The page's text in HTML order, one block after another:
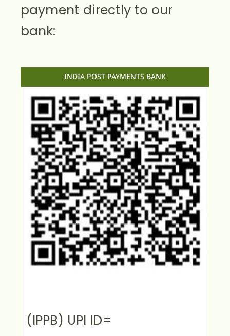
payment directly to our
bank:
INDIA POST PAYMENTS BANK
(IPPB) UPI ID=